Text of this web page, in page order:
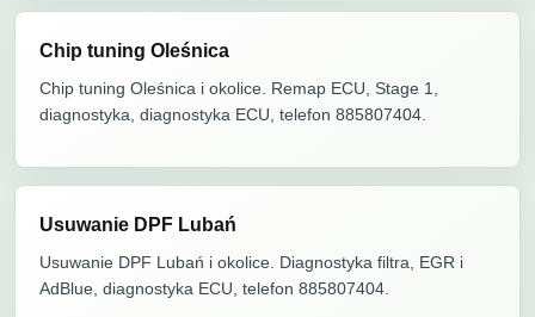
Chip tuning Oleśnica
Chip tuning Oleśnica i okolice. Remap ECU, Stage 1,
diagnostyka, diagnostyka ECU, telefon 885807404.
Usuwanie DPF Lubań
Usuwanie DPF Lubań i okolice. Diagnostyka filtra, EGR i
AdBlue, diagnostyka ECU, telefon 885807404.